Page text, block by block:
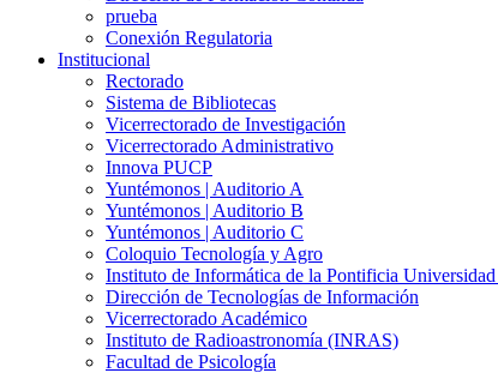
prueba
Conexión Regulatoria
Institucional
Rectorado
Sistema de Bibliotecas
Vicerrectorado de Investigación
Vicerrectorado Administrativo
Innova PUCP
Yuntémonos | Auditorio A
Yuntémonos | Auditorio B
Yuntémonos | Auditorio C
Coloquio Tecnología y Agro
Instituto de Informática de la Pontificia
Dirección de Tecnologías de Información
Vicerrectorado Académico
Instituto de Radioastronomía (INRAS)
Facultad de Psicología